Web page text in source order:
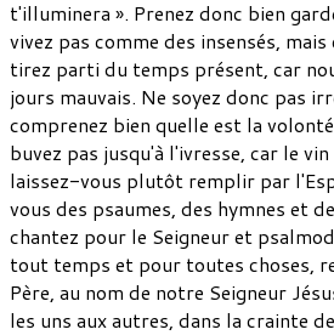
t'illuminera ». Prenez donc bien
vivez pas comme des insensés, mais
tirez parti du temps présent, car
jours mauvais. Ne soyez donc pas
comprenez bien quelle est la
buvez pas jusqu'à l'ivresse, car le
laissez-vous plutôt remplir par
vous des psaumes, des hymnes et
chantez pour le Seigneur et
tout temps et pour toutes choses,
Père, au nom de notre Seigneur
les uns aux autres, dans la crainte